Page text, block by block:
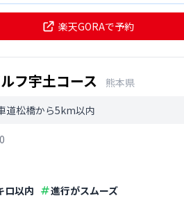
楽天GORAで予約
フ宇土コース
熊本県
道松橋から5km以内
0
ロ以内 進行がスムーズ